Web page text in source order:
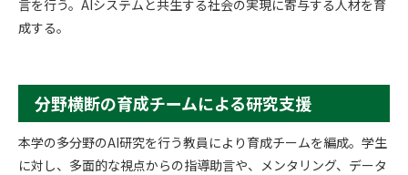
言を行う。AIシステムと共生する社会の実現に寄与する人材を育
成する。
分野横断の育成チームによる研究支援
本学の多分野のAI研究を行う教員により育成チームを編成。学生
に対し、多面的な視点からの指導助言や、メンタリング、データ